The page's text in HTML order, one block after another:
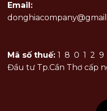
Email:
Mã số thuế:
Đầu tư Tp.Cần Thơ cấp